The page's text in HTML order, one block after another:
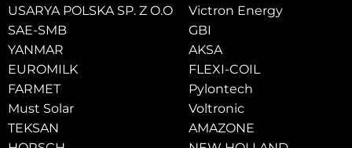
USARYA POLSKA SP. Z O.O
SAE-SMB
YANMAR
EUROMILK
FARMET
Must Solar
TEKSAN
Victron Energy
GBI
AKSA
FLEXI-COIL
Pylontech
Voltronic
AMAZONE